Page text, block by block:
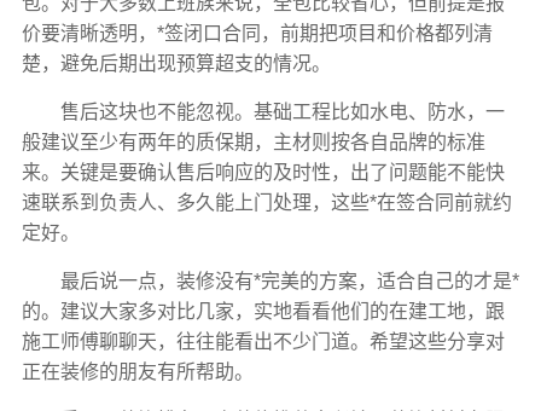
价要清晰透明，*签闭口合同，前期把项目和价格都列清
楚，避免后期出现预算超支的情况。
售后这块也不能忽视。基础工程比如水电、防水，一
般建议至少有两年的质保期，主材则按各自品牌的标准
来。关键是要确认售后响应的及时性，出了问题能不能快
速联系到负责人、多久能上门处理，这些*在签合同前就约
定好。
最后说一点，装修没有*完美的方案，适合自己的才是*
的。建议大家多对比几家，实地看看他们的在建工地，跟
施工师傅聊聊天，往往能看出不少门道。希望这些分享对
正在装修的朋友有所帮助。